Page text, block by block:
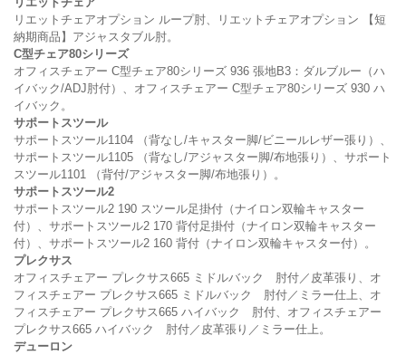
リエットチェアオプション ループ肘、リエットチェアオプション 【短
納期商品】アジャスタブル肘。
C型チェア80シリーズ
オフィスチェアー C型チェア80シリーズ 936 張地B3：ダルブルー（ハ
イバック/ADJ肘付）、オフィスチェアー C型チェア80シリーズ 930 ハ
イバック。
サポートスツール
サポートスツール1104 （背なし/キャスター脚/ビニールレザー張り）、
サポートスツール1105 （背なし/アジャスター脚/布地張り）、サポート
スツール1101 （背付/アジャスター脚/布地張り）。
サポートスツール2
サポートスツール2 190 スツール足掛付（ナイロン双輪キャスター
付）、サポートスツール2 170 背付足掛付（ナイロン双輪キャスター
付）、サポートスツール2 160 背付（ナイロン双輪キャスター付）。
プレクサス
オフィスチェアー プレクサス665 ミドルバック 肘付／皮革張り、オ
フィスチェアー プレクサス665 ミドルバック 肘付／ミラー仕上、オ
フィスチェアー プレクサス665 ハイバック 肘付、オフィスチェアー
プレクサス665 ハイバック 肘付／皮革張り／ミラー仕上。
デューロン